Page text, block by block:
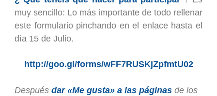
muy sencillo: Lo más importante de todo rellenar
este formulario pinchando en el enlace hasta el
día 15 de Julio.
http://goo.gl/forms/wFF7RUSKjZpfmtU02
Después dar «Me gusta» a las páginas de los